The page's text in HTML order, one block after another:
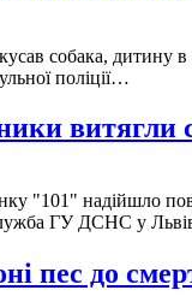
собака, дитину
поліції…
витягли
"101" надійшло
ГУ ДСНС у
пес до